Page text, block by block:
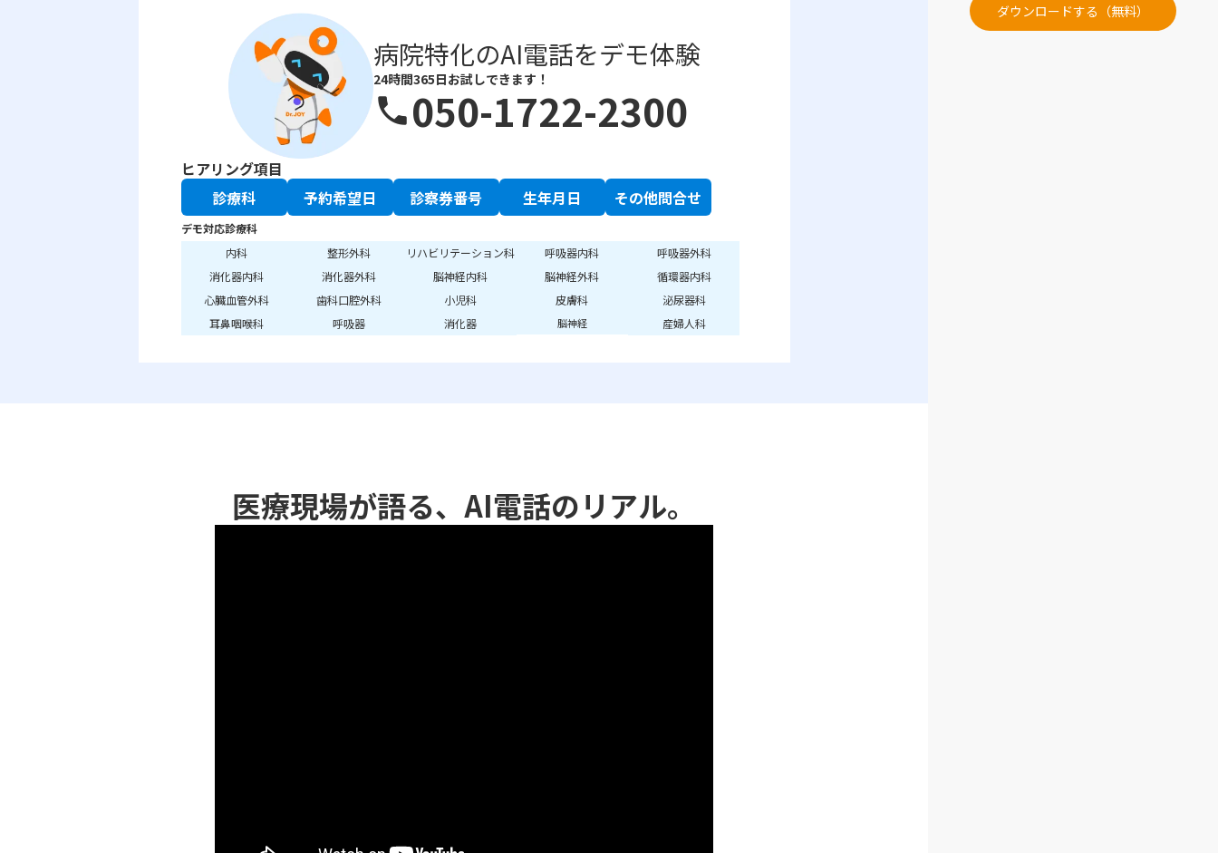
病院特化のAI電話をデモ体験
24時間365日お試しできます！
phone050-1722-2300
ヒアリング項目
診療科
予約希望日 診察券番号 生年月日 その他問合せ
デモ対応診療科
内科
整形外科 リハビリテーション科 呼吸器内科
呼吸器外科
消化器内科
消化器外科 脳神経内科 脳神経外科
循環器内科
心臓血管外科
歯科口腔外科 小児科 皮膚科
泌尿器科
耳鼻咽喉科
呼吸器 消化器 脳神経 産婦人科
医療現場が語る、AI電話のリアル。
ダウンロードする（無料）